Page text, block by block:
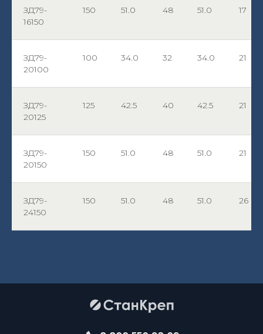
ЗД79-
16150
150 51.0 48 51.0 17
ЗД79-
20100
100 34.0 32 34.0 21
ЗД79-
20125
125 42.5 40 42.5 21
ЗД79-
20150
150 51.0 48 51.0 21
ЗД79-
24150
150 51.0 48 51.0 26